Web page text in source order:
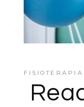
FISIOTERAPIA